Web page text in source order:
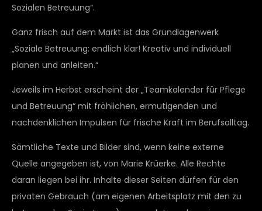
Sozialen Betreuung“.
Ganz frisch auf dem Markt ist das Grundlagenwerk
„Soziale Betreuung: endlich klar! Kreativ und individuell
planen und anleiten.“
Jeweils im Herbst erscheint der „Teamkalender für Pflege
und Betreuung“ mit fröhlichen, ermutigenden und
nachdenklichen Impulsen für frische Kraft im Berufsalltag.
Sämtliche Texte und Bilder sind, wenn keine externe
Quelle angegeben ist, von Marie Krüerke. Alle Rechte
daran liegen bei ihr. Inhalte dieser Seiten dürfen für den
privaten Gebrauch (am eigenen Arbeitsplatz mit den zu